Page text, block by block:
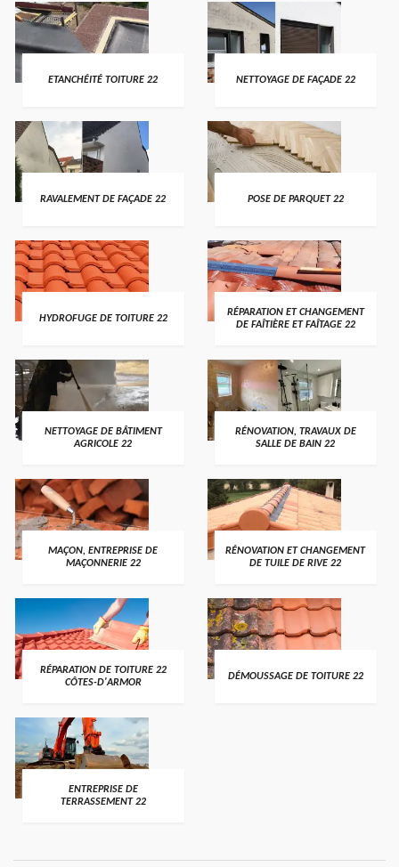
ETANCHÉITÉ TOITURE 22 NETTOYAGE DE FAÇADE 22
RAVALEMENT DE FAÇADE 22 POSE DE PARQUET 22
HYDROFUGE DE TOITURE 22
RÉPARATION ET CHANGEMENT
DE FAÎTIÈRE ET FAÎTAGE 22
NETTOYAGE DE BÂTIMENT
AGRICOLE 22
RÉNOVATION, TRAVAUX DE
SALLE DE BAIN 22
MAÇON, ENTREPRISE DE
MAÇONNERIE 22
RÉNOVATION ET CHANGEMENT
DE TUILE DE RIVE 22
RÉPARATION DE TOITURE 22
CÔTES-D'ARMOR
DÉMOUSSAGE DE TOITURE 22
ENTREPRISE DE
TERRASSEMENT 22